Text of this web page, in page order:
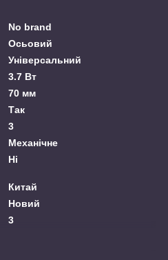
No brand
Осьовий
Універсальний
3.7 Вт
70 мм
Так
3
Механічне
Ні
Китай
Новий
3